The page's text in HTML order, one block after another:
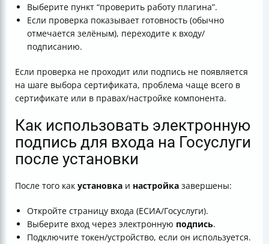
Выберите пункт “проверить работу плагина”.
Если проверка показывает готовность (обычно
отмечается зелёным), переходите к входу/
подписанию.
Если проверка не проходит или подпись не появляется
на шаге выбора сертификата, проблема чаще всего в
сертификате или в правах/настройке компонента.
Как использовать электронную
подпись для входа на Госуслуги
после установки
После того как установка и настройка завершены:
Откройте страницу входа (ЕСИА/Госуслуги).
Выберите вход через электронную подпись.
Подключите токен/устройство, если он используется.